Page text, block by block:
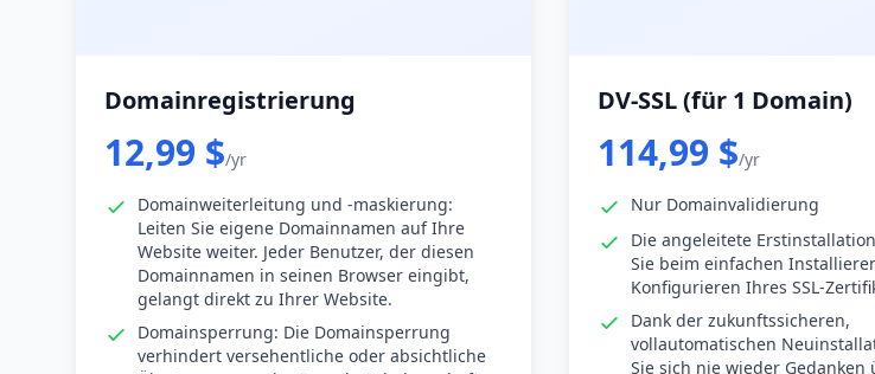
Domainregistrierung
12,99 $/yr
Domainweiterleitung und -maskierung:
Leiten Sie eigene Domainnamen auf Ihre
Website weiter. Jeder Benutzer, der diesen
Domainnamen in seinen Browser eingibt,
gelangt direkt zu Ihrer Website.
Domainsperrung: Die Domainsperrung
verhindert versehentliche oder absichtliche
DV-SSL (für 1 Domain)
114,99 $/yr
Nur Domainvalidierung
Die angeleitete
Sie beim einfachen
Konfigurieren Ihres SSL-
Dank der zukunftssicheren,
vollautomatischen
Sie sich nie wieder Gedanken